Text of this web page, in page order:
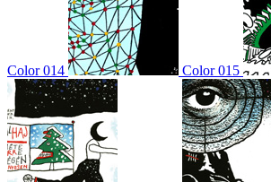
Color 014 Color 015